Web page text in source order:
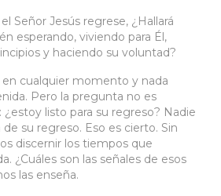
Señor Jesús regrese, ¿Hallará
esperando, viviendo para Él,
y haciendo su voluntad?
en cualquier momento y nada
Pero la pregunta no es
¿estoy listo para su regreso? Nadie
de su regreso. Eso es cierto. Sin
discernir los tiempos que
¿Cuáles son las señales de esos
las enseña.